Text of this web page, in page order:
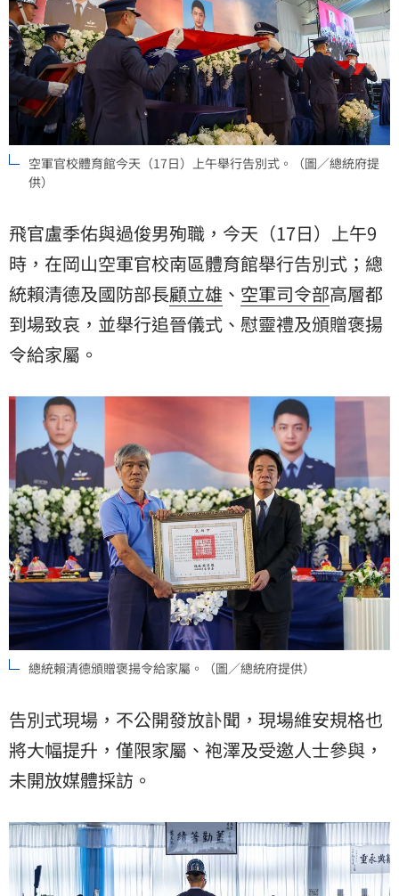
空軍官校體育館今天（17日）上午舉行告別式。（圖／總統府提
供）
飛官盧季佑與過俊男殉職，今天（17日）上午9
時，在岡山空軍官校南區體育館舉行告別式；總
統賴清德及國防部長顧立雄 、 空軍司令部高層都
到場致哀，並舉行追晉儀式、慰靈禮及頒贈褒揚
令給家屬。
總統賴清德頒贈褒揚令給家屬。（圖／總統府提供）
告別式現場，不公開發放訃聞，現場維安規格也
將大幅提升，僅限家屬、袍澤及受邀人士參與，
未開放媒體採訪。